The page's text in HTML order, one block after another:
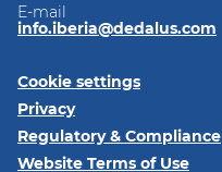
E-mail
info.iberia@dedalus.com
Cookie settings
Privacy
Regulatory & Compliance
Website Terms of Use